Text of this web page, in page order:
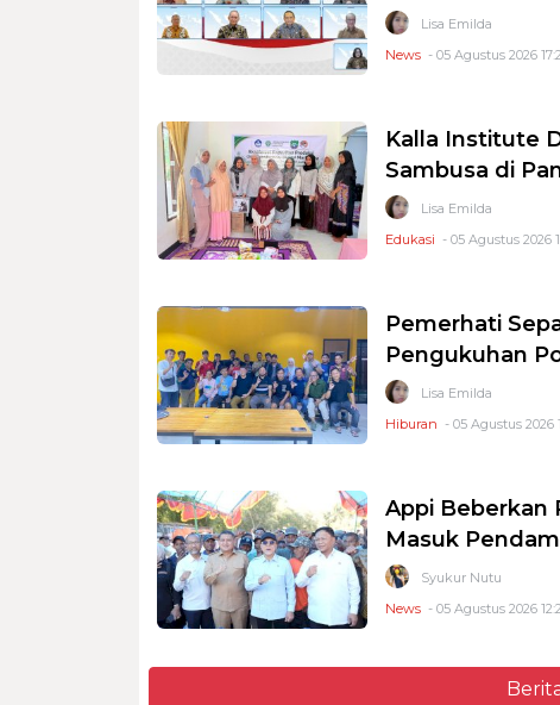
Lisa Emilda
News - 05 Agustus 2026
Kalla Institute
Sambusa di
Lisa Emilda
Edukasi - 05 Agustus 2026
Pemerhati
Pengukuhan
Lisa Emilda
Hiburan - 05 Agustus 2026
Appi Beberkan
Masuk
Syukur Nutu
News - 05 Agustus 2026